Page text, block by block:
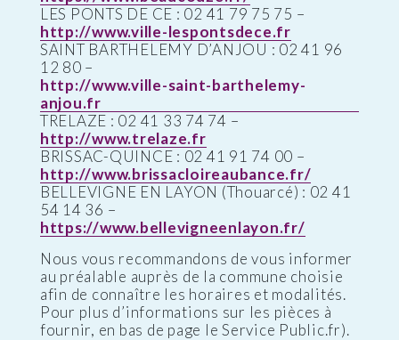
LES PONTS DE CE : 02 41 79 75 75 –
http://www.ville-lespontsdece.fr
SAINT BARTHELEMY D’ANJOU : 02 41 96
12 80 –
http://www.ville-saint-barthelemy-
anjou.fr
TRELAZE : 02 41 33 74 74 –
http://www.trelaze.fr
BRISSAC-QUINCE : 02 41 91 74 00 –
http://www.brissacloireaubance.fr/
BELLEVIGNE EN LAYON (Thouarcé) : 02 41
54 14 36 –
https://www.bellevigneenlayon.fr/
Nous vous recommandons de vous informer
au préalable auprès de la commune choisie
afin de connaître les horaires et modalités.
Pour plus d’informations sur les pièces à
fournir, en bas de page le Service Public.fr).